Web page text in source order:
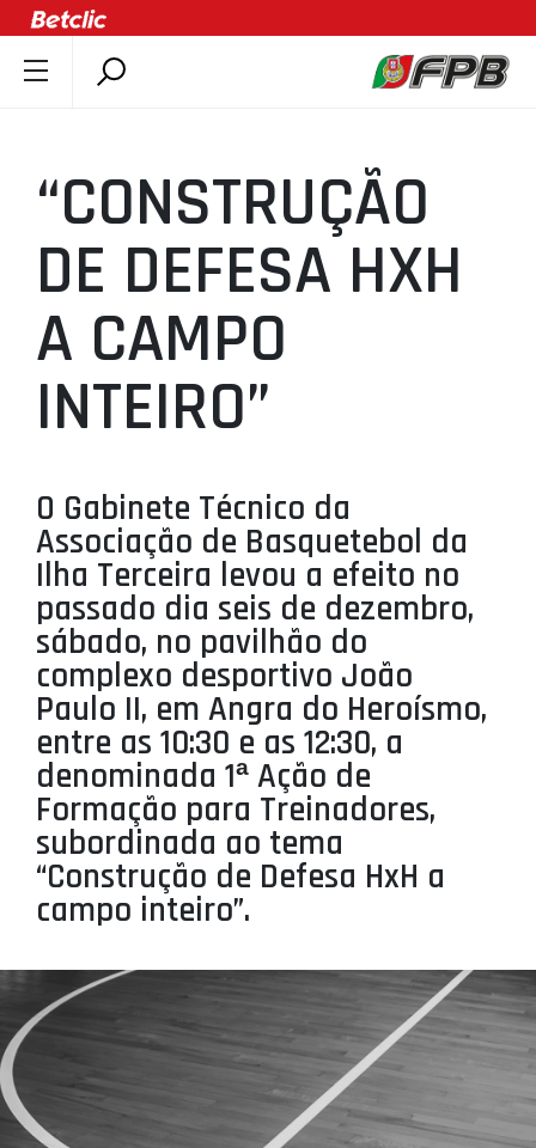
ÚLTIMAS
COMPETIÇÕES
ASSOCIAÇÕES
CLUBES
AGENTES
AGENDA
MINIBASQUETE
ÁREA TÉCNICA
PROJETOS
LIGA BETCLIC MASCULINA
LIGA BETCLIC FEMININA
“CONSTRUÇÃO
DE DEFESA HXH
A CAMPO
INTEIRO”
O Gabinete Técnico da
Associação de Basquetebol da
Ilha Terceira levou a efeito no
passado dia seis de dezembro,
sábado, no pavilhão do
complexo desportivo João
Paulo II, em Angra do Heroísmo,
entre as 10:30 e as 12:30, a
denominada 1ª Ação de
Formação para Treinadores,
subordinada ao tema
“Construção de Defesa HxH a
campo inteiro”.